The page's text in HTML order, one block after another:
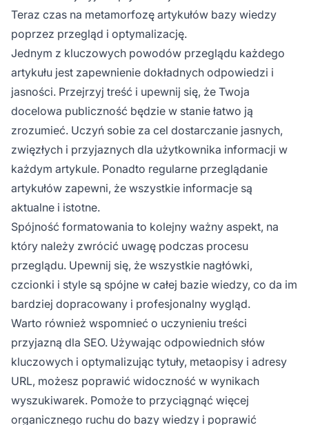
Teraz czas na metamorfozę artykułów bazy wiedzy
poprzez przegląd i optymalizację.
Jednym z kluczowych powodów przeglądu każdego
artykułu jest zapewnienie dokładnych odpowiedzi i
jasności. Przejrzyj treść i upewnij się, że Twoja
docelowa publiczność będzie w stanie łatwo ją
zrozumieć. Uczyń sobie za cel dostarczanie jasnych,
zwięzłych i przyjaznych dla użytkownika informacji w
każdym artykule. Ponadto regularne przeglądanie
artykułów zapewni, że wszystkie informacje są
aktualne i istotne.
Spójność formatowania to kolejny ważny aspekt, na
który należy zwrócić uwagę podczas procesu
przeglądu. Upewnij się, że wszystkie nagłówki,
czcionki i style są spójne w całej bazie wiedzy, co da im
bardziej dopracowany i profesjonalny wygląd.
Warto również wspomnieć o uczynieniu treści
przyjazną dla SEO. Używając odpowiednich słów
kluczowych i optymalizując tytuły, metaopisy i adresy
URL, możesz poprawić widoczność w wynikach
wyszukiwarek. Pomoże to przyciągnąć więcej
organicznego ruchu do bazy wiedzy i poprawić